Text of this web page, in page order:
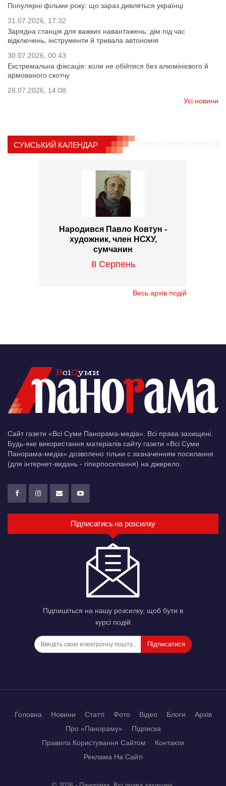
Популярні фільми року: що зараз дивляться українці
31.07.2026, 17:32
Зарядна станція для важких навантажень: дім під час
відключень, інструменти й тривала автономія
30.07.2026, 00:43
Екстремальна фіксація: коли не обійтися без алюмінієвого й
армованого скотчу
28.07.2026, 14:08
Усі новини
СУМСЬКИЙ КАЛЕНДАР
Народився Павло Ковтун -
художник, член НСХУ,
сумчанин
8 Серпень
Весь архів подій
Сайт газети «Всі Суми Панорама-медіа». Всі права захищені.
Будь-яке використання матеріалів сайту газети «Всі Суми
Панорама-медіа» дозволено тільки c зазначенням посилання
(для інтернет-видань - гіперпосилання) на джерело.
Підписатись на розсилку
Підпишіться на нашу розсилку, щоб бути в
курсі подій
Підписатися
Головна Новини Статті Фото Відео Блоги
Архів
Про «Панораму»
Підписка
Правила Користування Сайтом
Контакти
Реклама На Сайті